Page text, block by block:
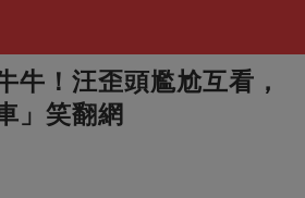
牛！汪歪頭尷尬互看，
」笑翻網